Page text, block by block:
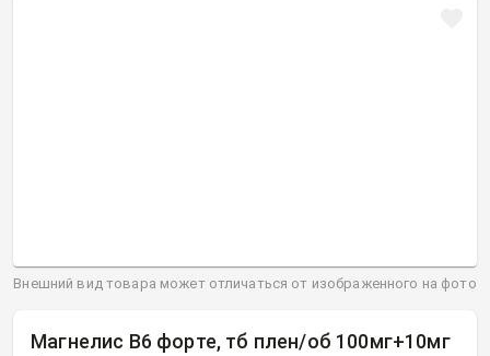
Магнелис В6 форте, тб плен/об 100мг+10мг
Внешний вид товара может отличаться от изображенного на фото